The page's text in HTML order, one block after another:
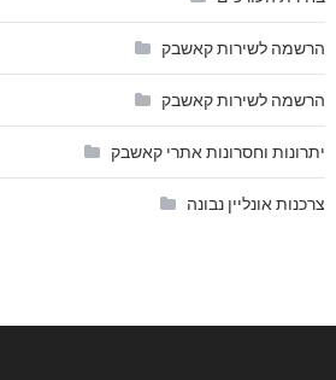
הרשמה לשירות קאשבק
הרשמה לשירות קאשבק
יתרונות וחסרונות אתרי קאשבק
צרכנות אונליין נבונה